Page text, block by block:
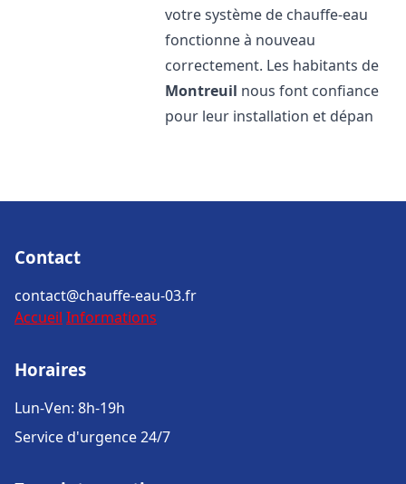
votre système de chauffe-eau
fonctionne à nouveau
correctement. Les habitants de
Montreuil nous font confiance
pour leur installation et dépan
Contact
contact@chauffe-eau-03.fr
Accueil Informations
Horaires
Lun-Ven: 8h-19h
Service d'urgence 24/7